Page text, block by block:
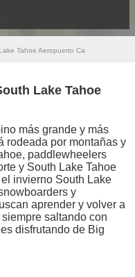
Tahoe Aeropuerto Ca
Lake Tahoe
más grande y más
rodeada por montañas y
paddlewheelers
y South Lake Tahoe
invierno South Lake
y
aprender y volver a
saltando con
disfrutando de Big